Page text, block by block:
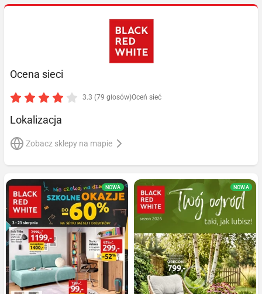
Ocena sieci
3.3 (79 głosów)Oceń sieć
Lokalizacja
Zobacz sklepy na mapie
NOWA NOWA